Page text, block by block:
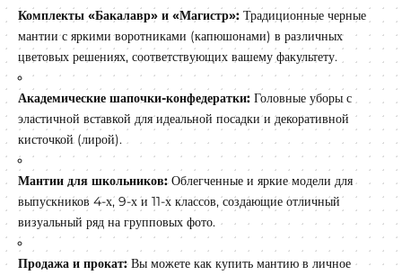
Комплекты «Бакалавр» и «Магистр»: Традиционные черные
мантии с яркими воротниками (капюшонами) в различных
цветовых решениях, соответствующих вашему факультету.
Академические шапочки-конфедератки: Головные уборы с
эластичной вставкой для идеальной посадки и декоративной
кисточкой (лирой).
Мантии для школьников:Облегченные и яркие модели для
выпускников 4-х, 9-х и 11-х классов, создающие отличный
визуальный ряд на групповых фото.
Продажа и прокат:Вы можете как купить мантию в личное